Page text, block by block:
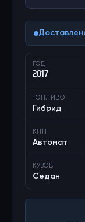
ГОД
2017
ТОПЛИВО
Гибрид
КПП
Автомат
КУЗОВ
Седан